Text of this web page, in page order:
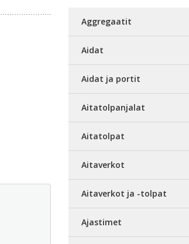
Aggregaatit
Aidat
Aidat ja portit
Aitatolpanjalat
Aitatolpat
Aitaverkot
Aitaverkot ja -tolpat
Ajastimet